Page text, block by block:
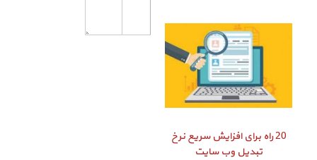
20 راه برای افزایش سریع نرخ
تبدیل وب سایت